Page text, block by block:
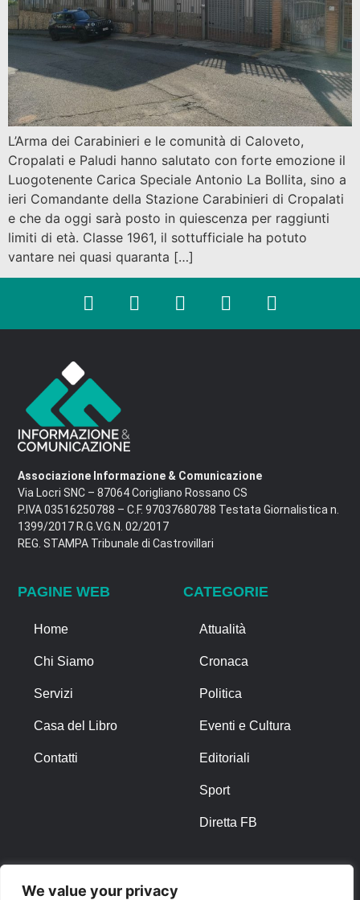
We value your privacy
L’Arma dei Carabinieri e le comunità di Caloveto,
Cropalati e Paludi hanno salutato con forte emozione il
Luogotenente Carica Speciale Antonio La Bollita, sino a
ieri Comandante della Stazione Carabinieri di Cropalati
e che da oggi sarà posto in quiescenza per raggiunti
limiti di età. Classe 1961, il sottufficiale ha potuto
vantare nei quasi quaranta […]
Associazione Informazione & Comunicazione
Via Locri SNC – 87064 Corigliano Rossano CS
P.IVA 03516250788 – C.F. 97037680788 Testata Giornalistica n.
1399/2017 R.G.V.G.N. 02/2017
REG. STAMPA Tribunale di Castrovillari
PAGINE WEB
Home
Chi Siamo
Servizi
Casa del Libro
Contatti
CATEGORIE
Attualità
Cronaca
Politica
Eventi e Cultura
Editoriali
Sport
Diretta FB